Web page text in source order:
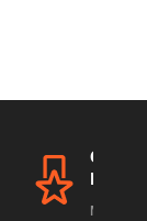
Мы